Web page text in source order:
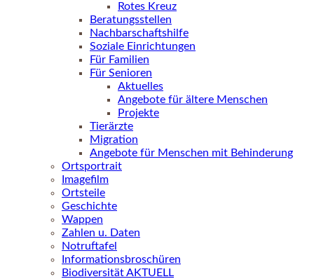
Rotes Kreuz
Beratungsstellen
Nachbarschaftshilfe
Soziale Einrichtungen
Für Familien
Für Senioren
Aktuelles
Angebote für ältere Menschen
Projekte
Tierärzte
Migration
Angebote für Menschen mit Behinderung
Ortsportrait
Imagefilm
Ortsteile
Geschichte
Wappen
Zahlen u. Daten
Notruftafel
Informationsbroschüren
Biodiversität AKTUELL